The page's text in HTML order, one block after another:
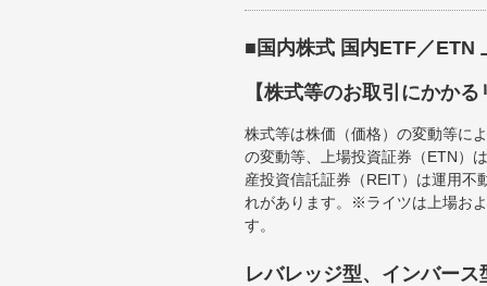
■国内株式 国内ETF／ETN
【株式等のお取引にかか
株式等は株価（価格）の変動等に
の変動等、上場投資証券（ETN）
産投資信託証券（REIT）は運用不
れがあります。※ライツは上場お
す。
レバレッジ型、インバー